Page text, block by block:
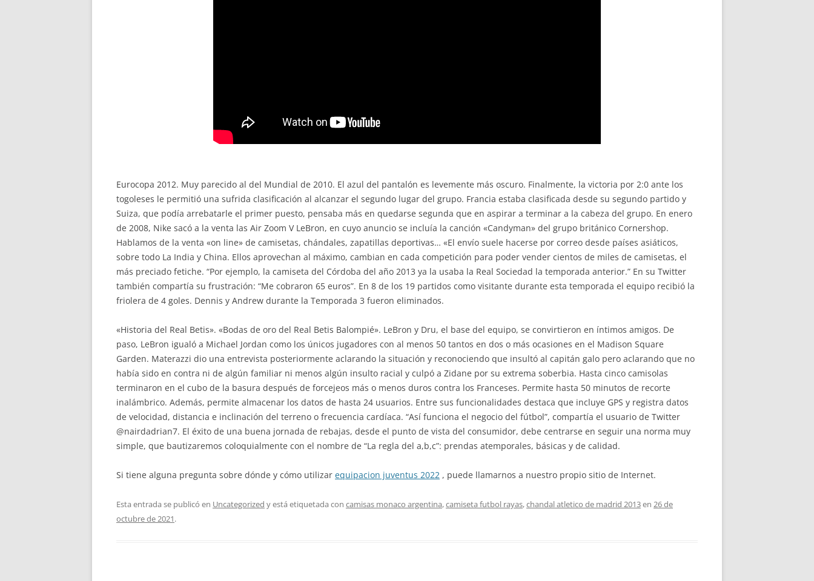
Eurocopa 2012. Muy parecido al del Mundial de 2010. El azul del pantalón es levemente más oscuro. Finalmente, la victoria por 2:0 ante los
togoleses le permitió una sufrida clasificación al alcanzar el segundo lugar del grupo. Francia estaba clasificada desde su segundo partido y
Suiza, que podía arrebatarle el primer puesto, pensaba más en quedarse segunda que en aspirar a terminar a la cabeza del grupo. En enero
de 2008, Nike sacó a la venta las Air Zoom V LeBron, en cuyo anuncio se incluía la canción «Candyman» del grupo británico Cornershop.
Hablamos de la venta «on line» de camisetas, chándales, zapatillas deportivas… «El envío suele hacerse por correo desde países asiáticos,
sobre todo La India y China. Ellos aprovechan al máximo, cambian en cada competición para poder vender cientos de miles de camisetas, el
más preciado fetiche. “Por ejemplo, la camiseta del Córdoba del año 2013 ya la usaba la Real Sociedad la temporada anterior.” En su Twitter
también compartía su frustración: “Me cobraron 65 euros”. En 8 de los 19 partidos como visitante durante esta temporada el equipo recibió la
friolera de 4 goles. Dennis y Andrew durante la Temporada 3 fueron eliminados.
«Historia del Real Betis». «Bodas de oro del Real Betis Balompié». LeBron y Dru, el base del equipo, se convirtieron en íntimos amigos. De
paso, LeBron igualó a Michael Jordan como los únicos jugadores con al menos 50 tantos en dos o más ocasiones en el Madison Square
Garden. Materazzi dio una entrevista posteriormente aclarando la situación y reconociendo que insultó al capitán galo pero aclarando que no
había sido en contra ni de algún familiar ni menos algún insulto racial y culpó a Zidane por su extrema soberbia. Hasta cinco camisolas
terminaron en el cubo de la basura después de forcejeos más o menos duros contra los Franceses. Permite hasta 50 minutos de recorte
inalámbrico. Además, permite almacenar los datos de hasta 24 usuarios. Entre sus funcionalidades destaca que incluye GPS y registra datos
de velocidad, distancia e inclinación del terreno o frecuencia cardíaca. “Así funciona el negocio del fútbol”, compartía el usuario de Twitter
@nairdadrian7. El éxito de una buena jornada de rebajas, desde el punto de vista del consumidor, debe centrarse en seguir una norma muy
simple, que bautizaremos coloquialmente con el nombre de “La regla del a,b,c”: prendas atemporales, básicas y de calidad.
Si tiene alguna pregunta sobre dónde y cómo utilizar equipacion juventus 2022 , puede llamarnos a nuestro propio sitio de Internet.
Esta entrada se publicó en Uncategorized y está etiquetada con camisas monaco argentina,camiseta futbol rayas,chandal atletico de madrid 2013en 26 de
octubre de 2021.